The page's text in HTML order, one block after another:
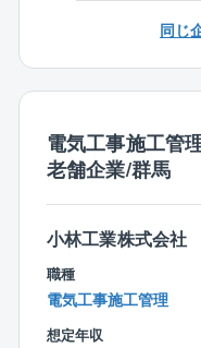
アドバイスをもらい
ことが可能です。
同社では中途入社の
がない方も中途入社
基本的には発生いた
ご担当いただきます。
住所と現場が遠い場
負担で借りることが
同じ
電気工事施工管
老舗企業/群馬
小林工業株式会社
職種
電気工事施工管理
想定年収